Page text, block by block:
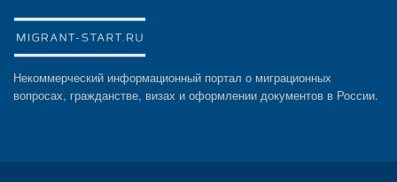
Некоммерческий информационный портал о миграционных
вопросах, гражданстве, визах и оформлении документов в России.